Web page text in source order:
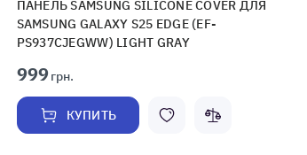
ПАНЕЛЬ SAMSUNG SILICONE COVER ДЛЯ
SAMSUNG GALAXY S25 EDGE (EF-
PS937CJEGWW) LIGHT GRAY
999грн.
КУПИТЬ